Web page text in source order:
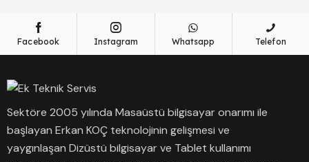
Facebook Instagram Whatsapp Telefon
Sektöre 2005 yılında Masaüstü bilgisayar onarımı ile
başlayan Erkan KOÇ teknolojinin gelişmesi ve
yaygınlaşan Dizüstü bilgisayar ve Tablet kullanımı